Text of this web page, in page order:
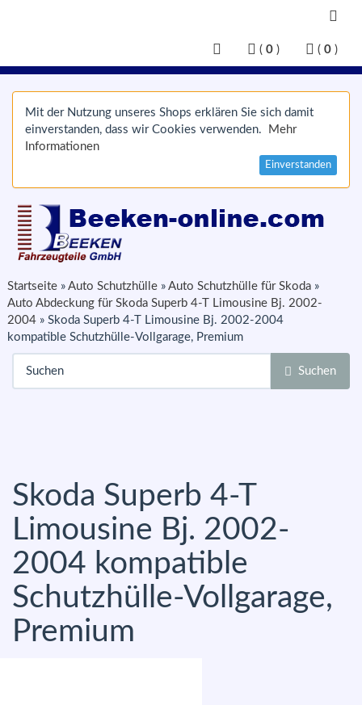
( 0 ) ( 0 )
Mit der Nutzung unseres Shops erklären Sie sich damit
einverstanden, dass wir Cookies verwenden.
Mehr
Informationen
Einverstanden
Startseite » Auto Schutzhülle » Auto Schutzhülle für Skoda »
Auto Abdeckung für Skoda Superb 4-T Limousine Bj. 2002-
2004 » Skoda Superb 4-T Limousine Bj. 2002-2004
kompatible Schutzhülle-Vollgarage, Premium
Suchen
Skoda Superb 4-T
Limousine Bj. 2002-
2004 kompatible
Schutzhülle-Vollgarage,
Premium